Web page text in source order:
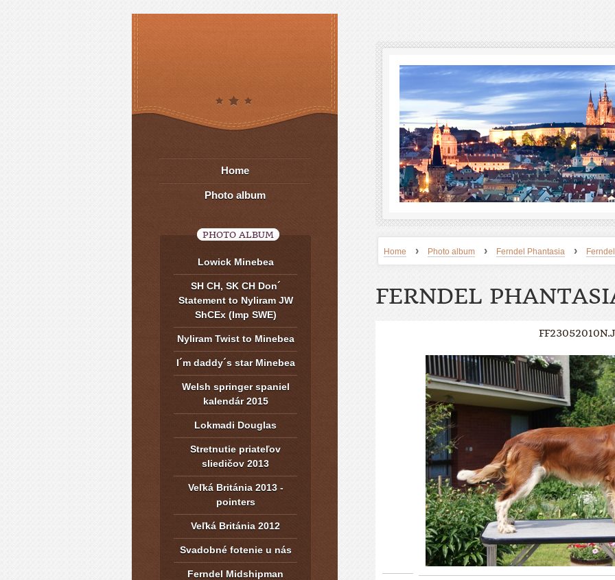
Home › Photo album › Ferndel Phantasia ›
FERNDEL
Home
Photo album
PHOTO ALBUM
Lowick Minebea
SH CH, SK CH Don´
Statement to Nyliram JW
ShCEx (Imp SWE)
Nyliram Twist to Minebea
I´m daddy´s star Minebea
Welsh springer spaniel
kalendár 2015
Lokmadi Douglas
Stretnutie priateľov
sliedičov 2013
Veľká Británia 2013 -
pointers
Veľká Británia 2012
Svadobné fotenie u nás
Ferndel Midshipman